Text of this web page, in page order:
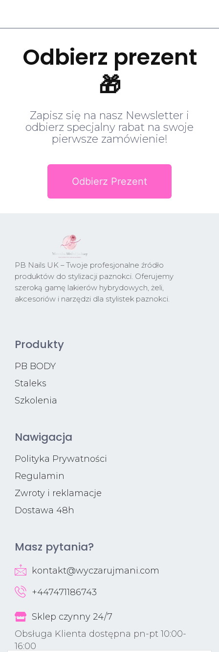
Odbierz prezent
🎁
Zapisz się na nasz Newsletter i
odbierz specjalny rabat na swoje
pierwsze zamówienie!
Odbierz Prezent
PB Nails UK – Twoje profesjonalne źródło
produktów do stylizacji paznokci. Oferujemy
szeroką gamę lakierów hybrydowych, żeli,
akcesoriów i narzędzi dla stylistek paznokci.
Produkty
PB BODY
Staleks
Szkolenia
Nawigacja
Polityka Prywatności
Regulamin
Zwroty i reklamacje
Dostawa 48h
Masz pytania?
kontakt@wyczarujmani.com
+447471186743
Sklep czynny 24/7
Obsługa Klienta dostępna pn-pt 10:00-
16:00